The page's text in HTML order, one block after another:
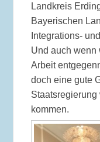
Landkreis
Bayerischen
Integrations-
Und auch wenn
Arbeit
doch eine gute
kommen.